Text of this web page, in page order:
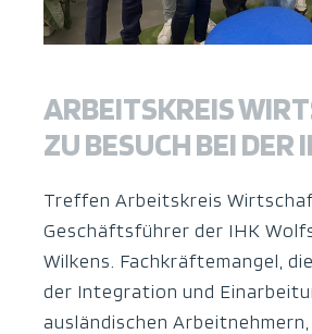
ARBEITSKREIS
ZU BESUCH BEI DER
Treffen Arbeitskreis
Geschäftsführer der IHK
Wilkens. Fachkräftemangel,
der Integration und
ausländischen